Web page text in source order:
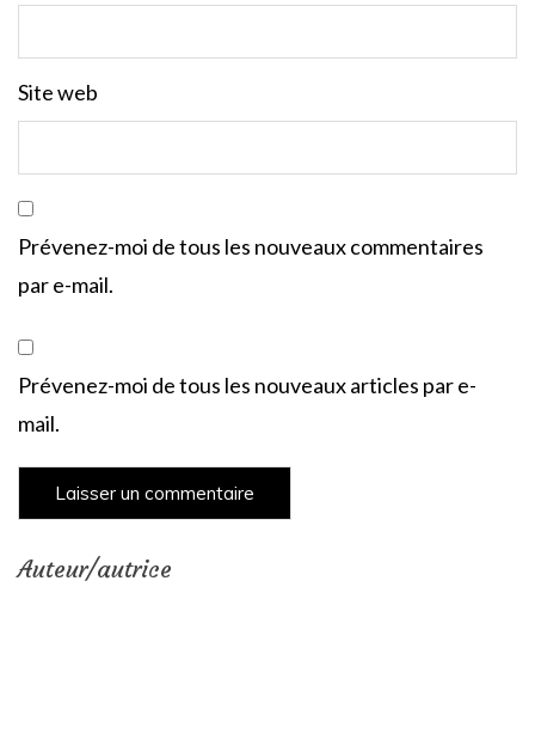
Site web
Prévenez-moi de tous les nouveaux commentaires
par e-mail.
Prévenez-moi de tous les nouveaux articles par e-
mail.
Auteur/autrice